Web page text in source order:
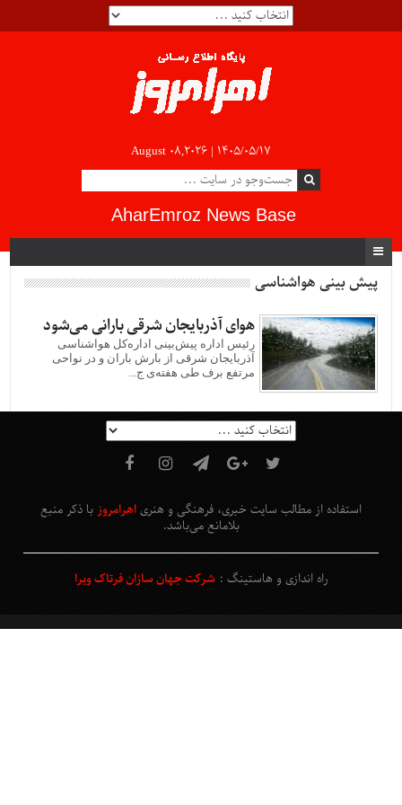
August 08,2026 | ۱۴۰۵/۰۵/۱۷
AharEmroz News Base
پیش بینی هواشناسی
هوای آذربایجان شرقی بارانی می‌شود
رئیس اداره پیش‌بینی اداره‌کل هواشناسی
آذربایجان‌ شرقی از بارش باران و در نواحی
مرتفع برف طی هفته‌ی ج...
استفاده از مطالب سایت خبری، فرهنگی و هنری اهرامروز با ذکر منبع
بلامانع می‌باشد.
راه اندازی و هاستینگ :شرکت جهان سازان فرتاک ویرا